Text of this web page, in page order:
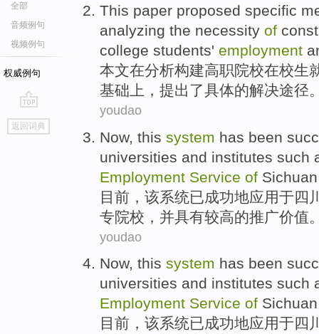
全部
音频例句
视频例句
权威例句
go
top
返回词典
This paper proposed specific
analyzing the necessity of
college students' employment
本文在分析构建高职院校在校生
基础上 ， 提出了具体的解决途径
youdao
Now, this system has been
universities and institutes such
Employment Service of
目前 ， 该系统已成功地应用于四
专院校 ， 并具有较高的推广价值
youdao
Now, this system has been
universities and institutes such
Employment Service of
目前 ， 该系统已成功地应用于四